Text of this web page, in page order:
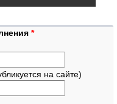
*
на сайте)